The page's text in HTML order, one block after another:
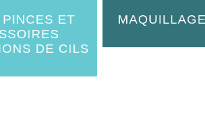
ET
DE CILS